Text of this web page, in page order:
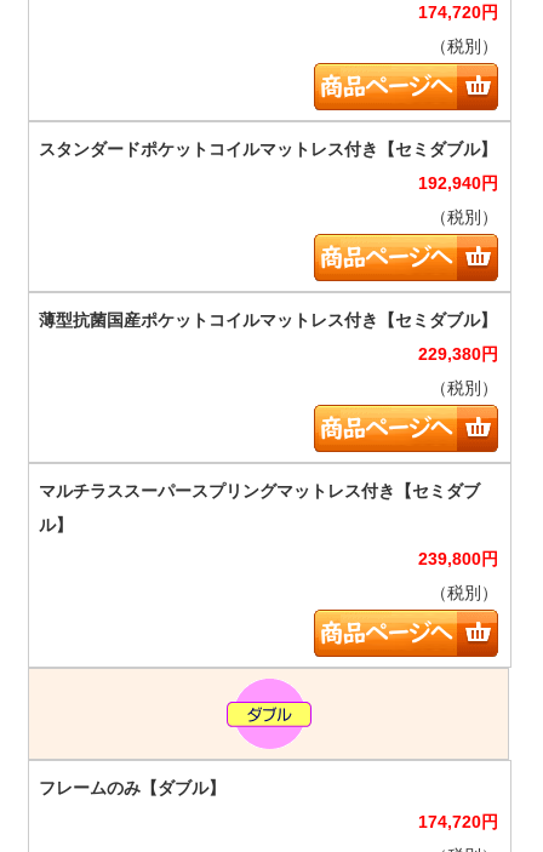
174,720円
（税別）
192,940円
（税別）
229,380円
（税別）
239,800円
（税別）
174,720円